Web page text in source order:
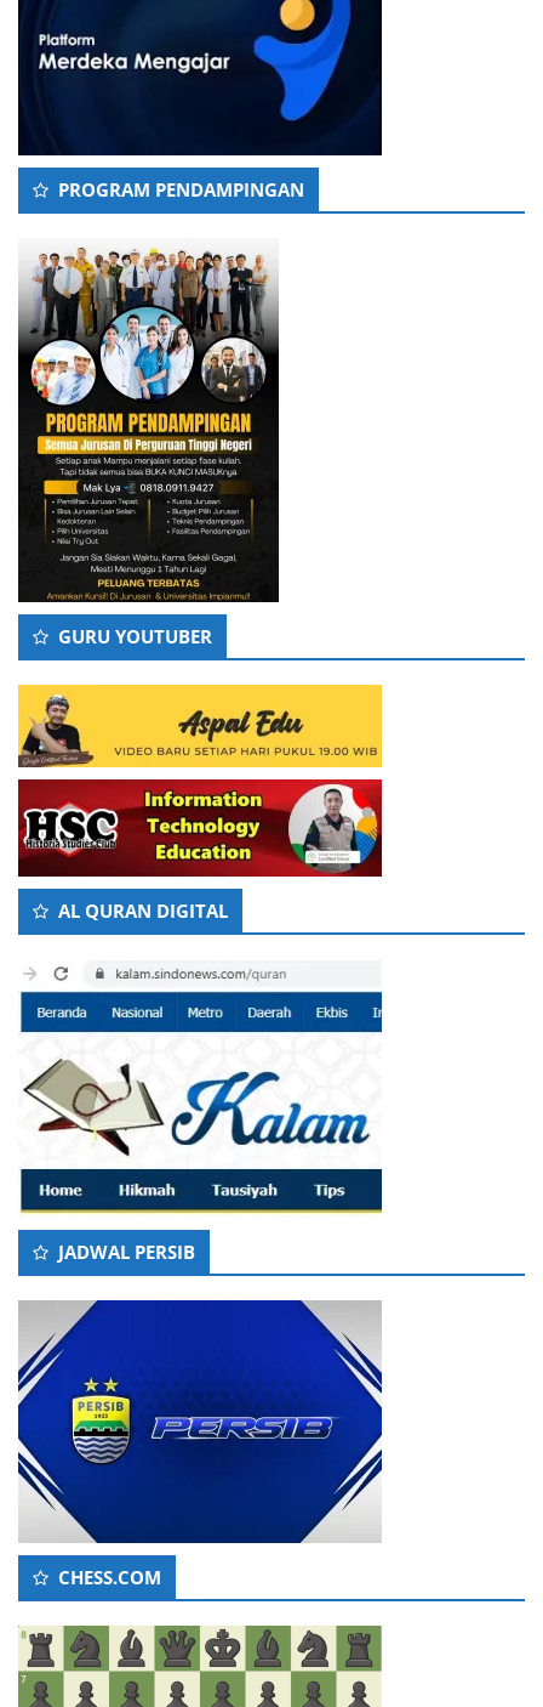
PROGRAM PENDAMPINGAN
GURU YOUTUBER
AL QURAN DIGITAL
JADWAL PERSIB
CHESS.COM